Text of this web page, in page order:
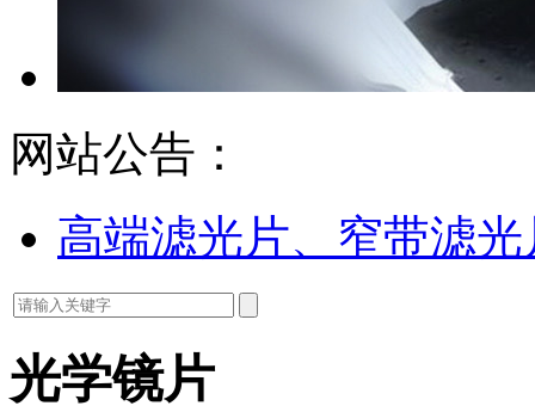
网站公告：
高端滤光片、窄带滤
光学镜片